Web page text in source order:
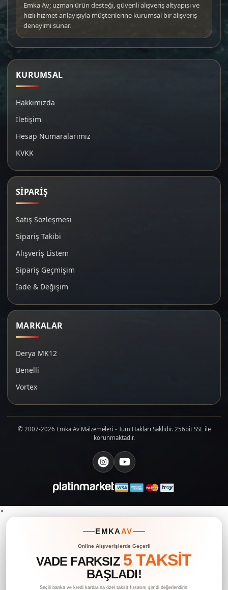
Emka Av; uzman ürün desteği, güvenli alışveriş altyapısı ve
hızlı hizmet anlayışıyla müşterilerine kurumsal bir alışveriş
deneyimi sunar.
KURUMSAL
Hakkımızda
İletişim
Hesap Numaralarımız
KVKK
SİPARİŞ
Satış Sözleşmesi
Sipariş Takibi
Alışveriş Listem
Sipariş Geçmişim
İade & Değişim
MARKALAR
Derya MK12
Benelli
Vortex
© 2007-2026 Emka Av Malzemeleri - Tüm Hakları Saklıdır. 256bit SSL ile
korunmaktadır.
×
EMKAAV
Online Alışverişlerde Geçerli
VADE FARKSIZ 5 TAKSİT
BAŞLADI!
Seçili banka ve kredi kartlarına özel taksit fırsatını şimdi değerlendirin.